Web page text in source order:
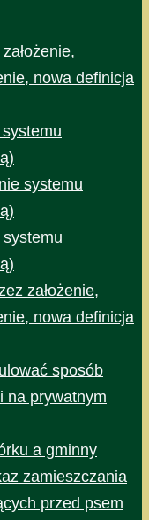
nowa definicja
systemu
założenie,
nowa definicja
sposób
na prywatnym
a gminny
zamieszczania
przed psem